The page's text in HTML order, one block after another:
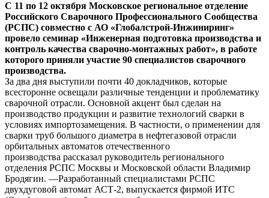
С 11 по 12 октября Московское региональное отделение
Российского Сварочного Профессионального Сообщества
(РСПС) совместно с АО «Глобалстрой-Инжиниринг»
провело семинар «Инженерная подготовка производства и
контроль качества сварочно-монтажных работ», в работе
которого приняли участие 90 специалистов сварочного
производства.
За два дня выступили почти 40 докладчиков, которые
всесторонне освещали различные тенденции и проблематику
сварочной отрасли. Основной акцент был сделан на
производство продукции и развитие технологий сварки в
условиях импортозамещения. В частности, о применении для
сварки труб большого диаметра в нефтегазовой отрасли
орбитальных автоматов отечественного
производства рассказал руководитель регионального
отделения РСПС Москвы и Московской области Владимир
Бродягин. —Разработанный специалистами РСПС
двухдуговой автомат АСТ-2, выпускается фирмой ИТС